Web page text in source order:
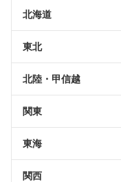
北海道
東北
北陸・甲信越
関東
東海
関西